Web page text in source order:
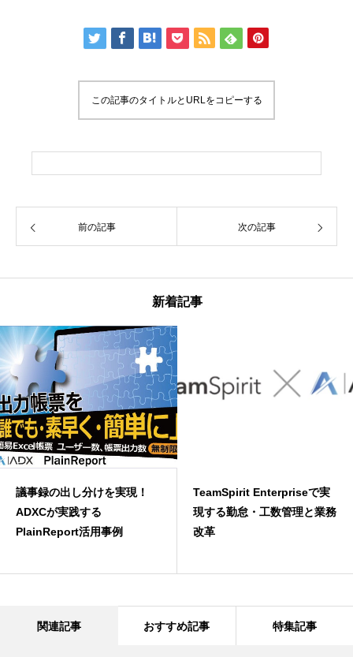
この記事のタイトルとURLをコピーする
前の記事 次の記事
新着記事
議事録の出し分けを実現！
ADXCが実践する
PlainReport活用事例
TeamSpirit Enterpriseで実
現する勤怠・工数管理と業務
改革
関連記事 おすすめ記事 特集記事